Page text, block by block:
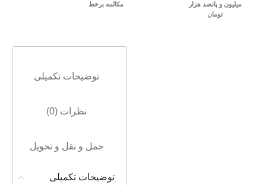
میلیون و پانصد هزار
تومان
مکالمه برخط
توضیحات تکمیلی
نظرات (0)
حمل و نقل و تحویل
توضیحات تکمیلی